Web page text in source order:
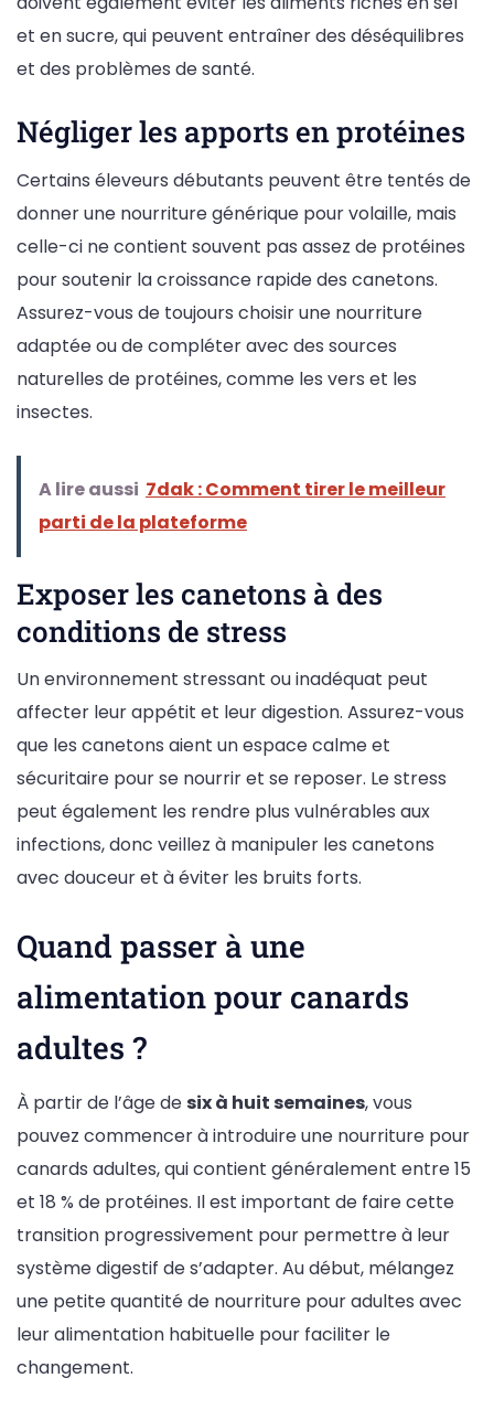
et en sucre, qui peuvent entraîner des déséquilibres
et des problèmes de santé.
Négliger les apports en protéines
Certains éleveurs débutants peuvent être tentés de
donner une nourriture générique pour volaille, mais
celle-ci ne contient souvent pas assez de protéines
pour soutenir la croissance rapide des canetons.
Assurez-vous de toujours choisir une nourriture
adaptée ou de compléter avec des sources
naturelles de protéines, comme les vers et les
insectes.
A lire aussi 7dak : Comment tirer le meilleur
parti de la plateforme
Exposer les canetons à des
conditions de stress
Un environnement stressant ou inadéquat peut
affecter leur appétit et leur digestion. Assurez-vous
que les canetons aient un espace calme et
sécuritaire pour se nourrir et se reposer. Le stress
peut également les rendre plus vulnérables aux
infections, donc veillez à manipuler les canetons
avec douceur et à éviter les bruits forts.
Quand passer à une
alimentation pour canards
adultes ?
À partir de l’âge de six à huit semaines, vous
pouvez commencer à introduire une nourriture pour
canards adultes, qui contient généralement entre 15
et 18 % de protéines. Il est important de faire cette
transition progressivement pour permettre à leur
système digestif de s’adapter. Au début, mélangez
une petite quantité de nourriture pour adultes avec
leur alimentation habituelle pour faciliter le
changement.